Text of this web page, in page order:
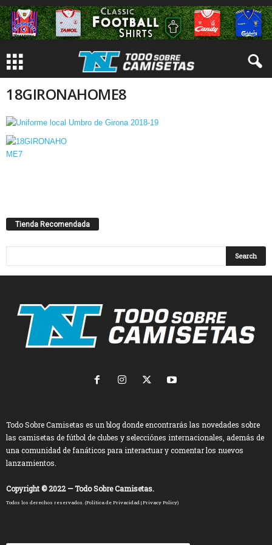
18GIRONAHOME8
Tienda Recomendada
Todo Sobre Camisetas es un blog donde encontrarás las novedades sobre
las camisetas de fútbol de clubes y selecciónes internacionales, además de
una comunidad de fanáticos para interactuar y comentar los nuevos
lanzamientos.
Copyright © 2022 — Todo Sobre Camisetas.
Todos los derechos reservados. (Política de Privacidad | Privacy Policy)